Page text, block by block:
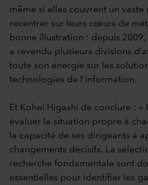
même si elles couvrent un vaste
recentrer sur leurs cœurs de
bonne illustration : depuis
a revendu plusieurs divisions
toute son énergie sur les
technologies de l’information.
Et Kohei Higashi de conclure : «
évaluer la situation propre à
la capacité de ses dirigeants à
changements décisifs. La
recherche fondamentale sont
essentielles pour identifier les